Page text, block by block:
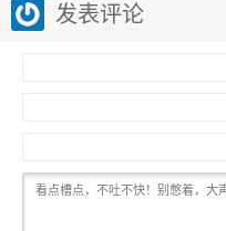
发表评论